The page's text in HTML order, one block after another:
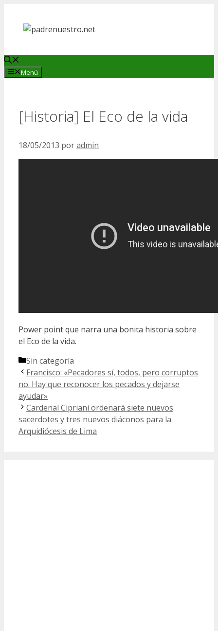
contenido
Menú
[Historia] El Eco de la vida
18/05/2013 poradmin
Power point que narra una bonita historia sobre
el Eco de la vida.
Categorías
Sin categoría
Francisco: «Pecadores sí, todos, pero corruptos
no. Hay que reconocer los pecados y dejarse
ayudar»
Cardenal Cipriani ordenará siete nuevos
sacerdotes y tres nuevos diáconos para la
Arquidiócesis de Lima